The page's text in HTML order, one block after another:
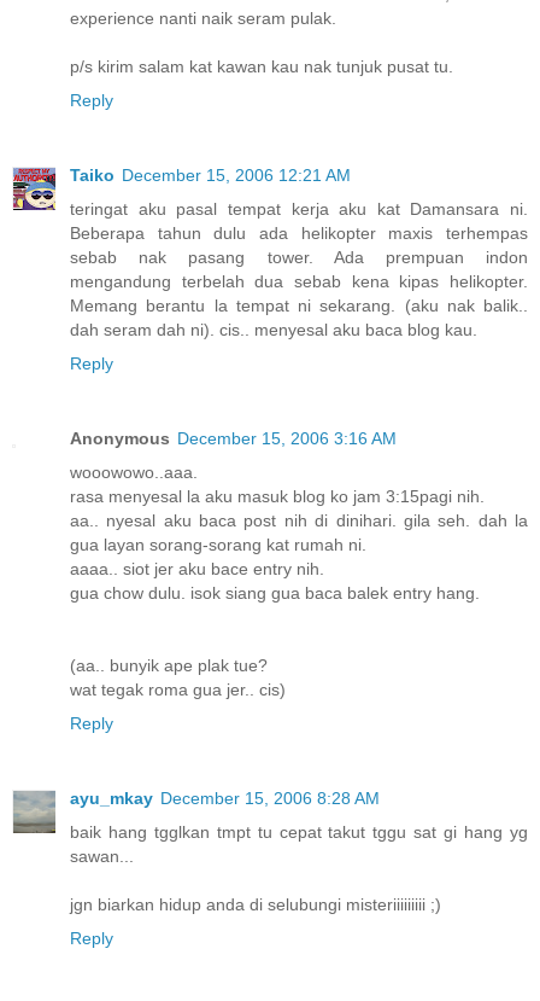
experience nanti naik seram pulak.
p/s kirim salam kat kawan kau nak tunjuk pusat tu.
Reply
Taiko December 15, 2006 12:21 AM
teringat aku pasal tempat kerja aku kat Damansara ni.
Beberapa tahun dulu ada helikopter maxis terhempas
sebab nak pasang tower. Ada prempuan indon
mengandung terbelah dua sebab kena kipas helikopter.
Memang berantu la tempat ni sekarang. (aku nak balik..
dah seram dah ni). cis.. menyesal aku baca blog kau.
Reply
Anonymous December 15, 2006 3:16 AM
wooowowo..aaa.
rasa menyesal la aku masuk blog ko jam 3:15pagi nih.
aa.. nyesal aku baca post nih di dinihari. gila seh. dah la
gua layan sorang-sorang kat rumah ni.
aaaa.. siot jer aku bace entry nih.
gua chow dulu. isok siang gua baca balek entry hang.
(aa.. bunyik ape plak tue?
wat tegak roma gua jer.. cis)
Reply
ayu_mkay December 15, 2006 8:28 AM
baik hang tgglkan tmpt tu cepat takut tggu sat gi hang yg
sawan...
jgn biarkan hidup anda di selubungi misteriiiiiiiii ;)
Reply